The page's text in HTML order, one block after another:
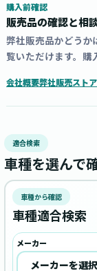
購入前確認
販売品の確認と相
弊社販売品かどうか
覧いただけます。購
会社概要弊社販売ストア
適合検索
車種を選んで
車種から確認
車種適合検索
メーカー